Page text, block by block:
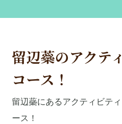
留辺蘂のアクテ
コース！
留辺蘂にあるアクティビテ
ース！